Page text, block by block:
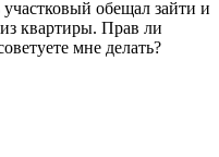
участковый обещал зайти и
квартиры. Прав ли
мне делать?